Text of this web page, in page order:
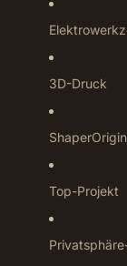
3D-Druck
ShaperOrigin
Top-Projekt